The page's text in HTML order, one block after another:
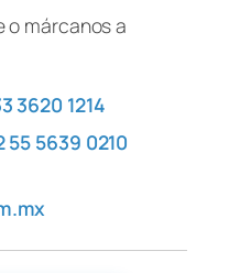
o márcanos a
3620 1214
55 5639 0210